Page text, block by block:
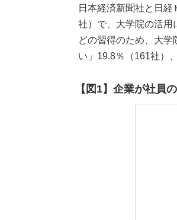
日本経済新聞社と日
社）で、大学院の活用
どの習得のため、大
い」19.8％（161社）
【図1】企業が社員